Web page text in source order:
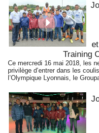
Training
Ce mercredi 16 mai 2018, les
privilège d’entrer dans les
l’Olympique Lyonnais, le